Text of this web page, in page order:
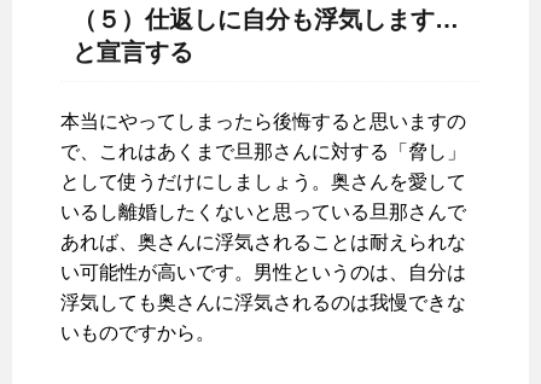
（５）仕返しに自分も浮気します…
と宣言する
本当にやってしまったら後悔すると思いますの
で、これはあくまで旦那さんに対する「脅し」
として使うだけにしましょう。奥さんを愛して
いるし離婚したくないと思っている旦那さんで
あれば、奥さんに浮気されることは耐えられな
い可能性が高いです。男性というのは、自分は
浮気しても奥さんに浮気されるのは我慢できな
いものですから。